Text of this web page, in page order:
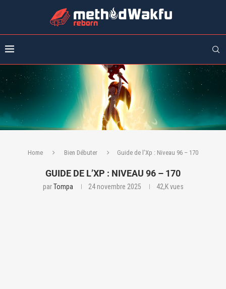
Home Bien Débuter Guide de l’Xp : Niveau 96 – 170
GUIDE DE L’XP : NIVEAU 96 – 170
parTompa 24 novembre 2025 42,Kvues